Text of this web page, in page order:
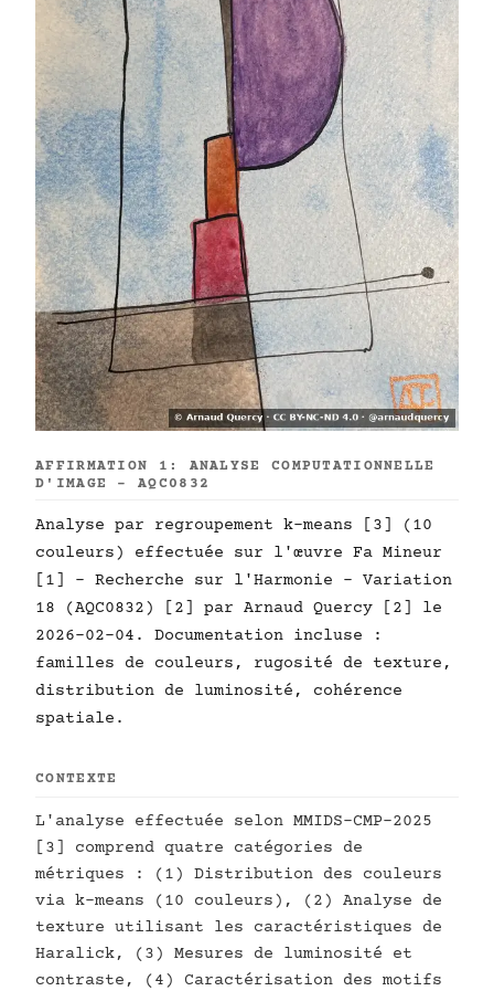
AFFIRMATION 1: ANALYSE COMPUTATIONNELLE
D'IMAGE - AQC0832
Analyse par regroupement k-means [3] (10
couleurs) effectuée sur l'œuvre Fa Mineur
[1] - Recherche sur l'Harmonie - Variation
18 (AQC0832) [2] par Arnaud Quercy [2] le
2026-02-04. Documentation incluse :
familles de couleurs, rugosité de texture,
distribution de luminosité, cohérence
spatiale.
CONTEXTE
L'analyse effectuée selon MMIDS-CMP-2025
[3] comprend quatre catégories de
métriques : (1) Distribution des couleurs
via k-means (10 couleurs), (2) Analyse de
texture utilisant les caractéristiques de
Haralick, (3) Mesures de luminosité et
contraste, (4) Caractérisation des motifs